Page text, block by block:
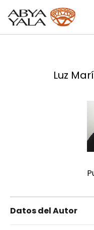
Luz
Datos del Autor